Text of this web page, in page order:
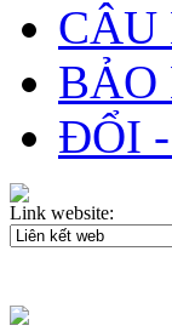
CÂU
BẢO
ĐỔI
Link website: